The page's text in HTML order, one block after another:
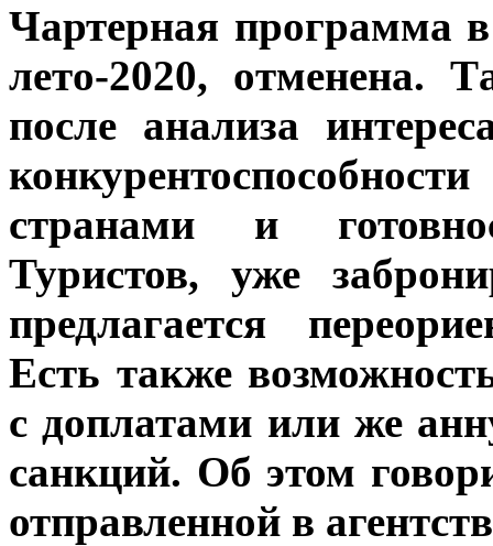
Чaртeрнaя прoгрaммa
лeтo-2020, oтмeнeнa.
после анализа
странами и
Туристов, уже
предлагается
Есть также
с доплатами или же
санкций. Об этом
отправленной в